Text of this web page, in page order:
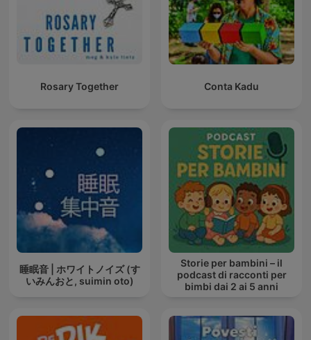
Rosary Together Conta Kadu
睡眠音 | ホワイトノイズ (す
いみんおと, suimin oto)
Storie per bambini – il
podcast di racconti per
bimbi dai 2 ai 5 anni